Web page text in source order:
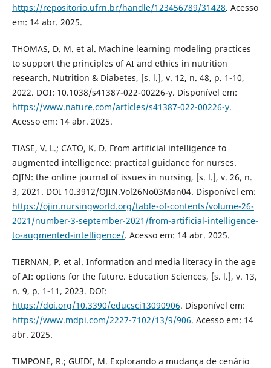
https://repositorio.ufrn.br/handle/123456789/31428. Acesso
em: 14 abr. 2025.
THOMAS, D. M. et al. Machine learning modeling practices
to support the principles of AI and ethics in nutrition
research. Nutrition & Diabetes, [s. l.], v. 12, n. 48, p. 1-10,
2022. DOI: 10.1038/s41387-022-00226-y. Disponível em:
https://www.nature.com/articles/s41387-022-00226-y.
Acesso em: 14 abr. 2025.
TIASE, V. L.; CATO, K. D. From artificial intelligence to
augmented intelligence: practical guidance for nurses.
OJIN: the online journal of issues in nursing, [s. l.], v. 26, n.
3, 2021. DOI 10.3912/OJIN.Vol26No03Man04. Disponível em:
https://ojin.nursingworld.org/table-of-contents/volume-26-
2021/number-3-september-2021/from-artificial-intelligence-
to-augmented-intelligence/. Acesso em: 14 abr. 2025.
TIERNAN, P. et al. Information and media literacy in the age
of AI: options for the future. Education Sciences, [s. l.], v. 13,
n. 9, p. 1-11, 2023. DOI:
https://doi.org/10.3390/educsci13090906. Disponível em:
https://www.mdpi.com/2227-7102/13/9/906. Acesso em: 14
abr. 2025.
TIMPONE, R.; GUIDI, M. Explorando a mudança de cenário